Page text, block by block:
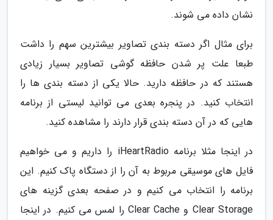
نشان داده می شوند.
برای مثال اگر دسته بندی تصاویر بیشترین سهم را داشت
طبعا علت پر شدن حافظه گوشی تصاویر بسیار زیادی
هستند که در حافظه دارید. حالا یکی از دسته بندی ها را
انتخاب کنید. در پنجره بعدی می توانید لیستی از برنامه
هایی که در آن دسته بندی قرار دارند را مشاهده کنید.
در اینجا مثلا برنامه iHeartRadio را داریم و می خواهیم
فایل های موسیقی مربوط به آن را از دستگاه پاک کنیم. این
برنامه را انتخاب می کنیم و در صفحه بعدی گزینه های
Clear Storage و Clear Cache را لمس می کنیم. در اینجا